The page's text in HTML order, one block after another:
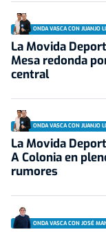
ONDA VASCA CON JUANJO
La Movida
Mesa redonda
central
ONDA VASCA CON JUANJO
La Movida
A Colonia en
rumores
ONDA VASCA CON JOSÉ